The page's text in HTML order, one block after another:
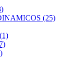
(25)